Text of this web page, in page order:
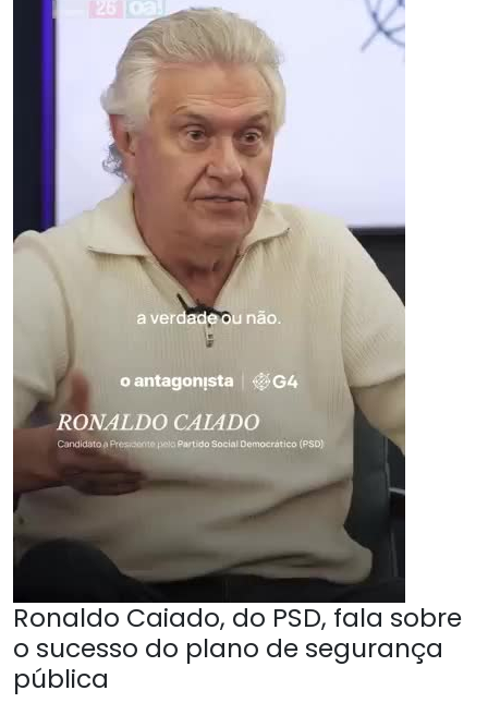
Ronaldo Caiado, do PSD, fala sobre
o sucesso do plano de segurança
pública